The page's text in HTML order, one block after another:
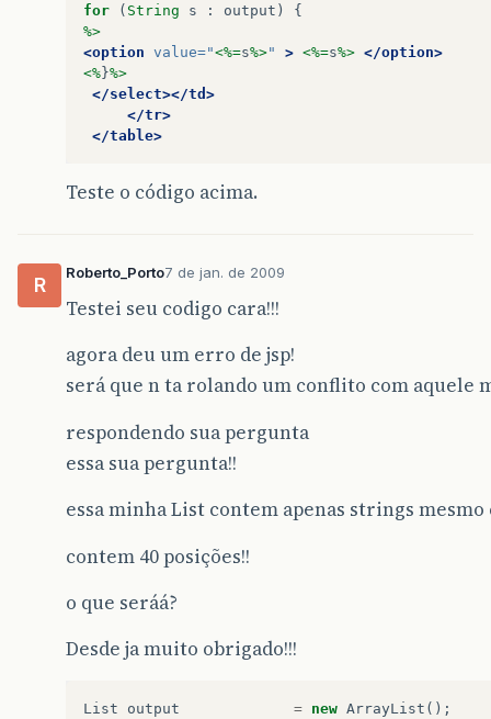
for
( String s : output )
{
%>
<option value="<%=s%>" > <%=s%> </option>
<% }%>
</select></td>
</tr>
</table>
Teste o código acima.
R
Roberto_Porto7 de jan. de 2009
Testei seu codigo cara!!!
agora deu um erro de jsp!
será que n ta rolando um conflito com aquele
respondendo sua pergunta
essa sua pergunta!!
essa minha List contem apenas strings mesmo
contem 40 posições!!
o que seráá?
Desde ja muito obrigado!!!
List output = new ArrayList ();